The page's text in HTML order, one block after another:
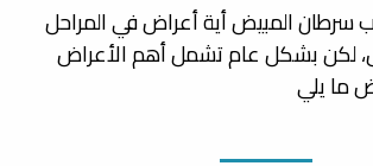
المبيض أية أعراض في المراحل
لكن بشكل عام تشمل أهم الأعراض
ما يلي